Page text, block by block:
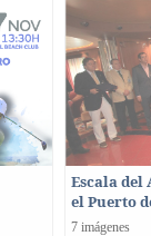
Escala del
el Puerto
7 imágenes